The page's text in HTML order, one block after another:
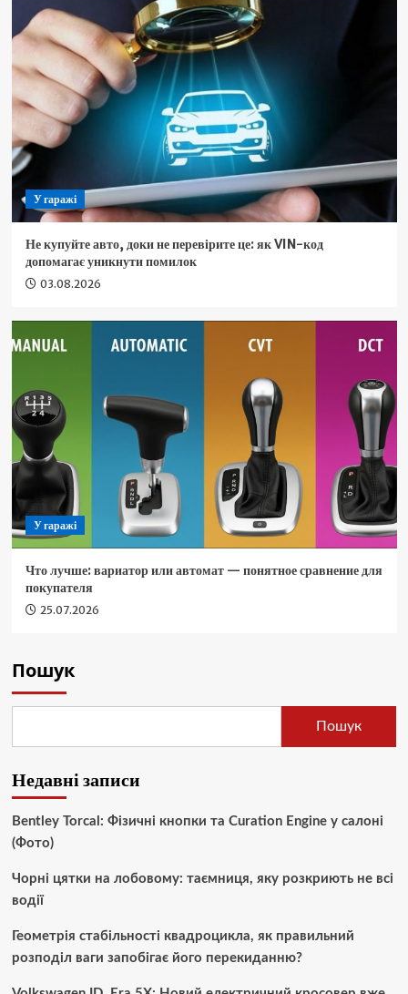
У гаражі
Не купуйте авто, доки не перевірите це: як VIN-код
допомагає уникнути помилок
03.08.2026
У гаражі
Что лучше: вариатор или автомат — понятное сравнение для
покупателя
25.07.2026
Пошук
Пошук
Недавні записи
Bentley Torcal: Фізичні кнопки та Curation Engine у салоні
(Фото)
Чорні цятки на лобовому: таємниця, яку розкриють не всі
водії
Геометрія стабільності квадроцикла, як правильний
розподіл ваги запобігає його перекиданню?